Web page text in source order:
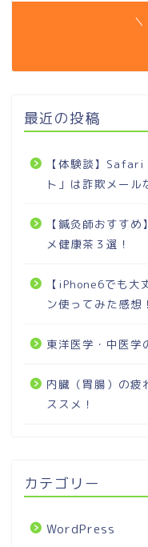
最近の投稿
【体験談】
ト」は詐欺メール
【鍼灸師おすす
メ健康茶３選！
【iPhone6でも大
ン使ってみた感想
東洋医学・中医学
内臓（胃腸）の疲
ススメ！
カテゴリー
WordPress